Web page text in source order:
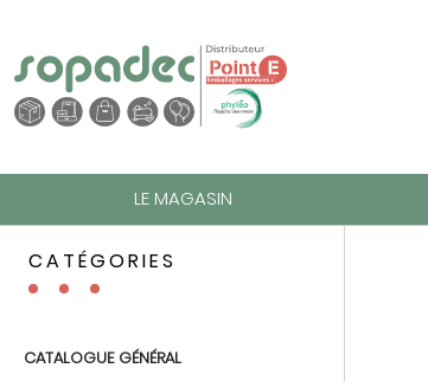
LE MAGASIN
CATÉGORIES
CATALOGUE GÉNÉRAL